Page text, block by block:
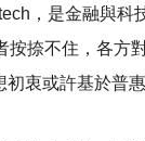
，是金融與
捺不住，各
衷或許基於普